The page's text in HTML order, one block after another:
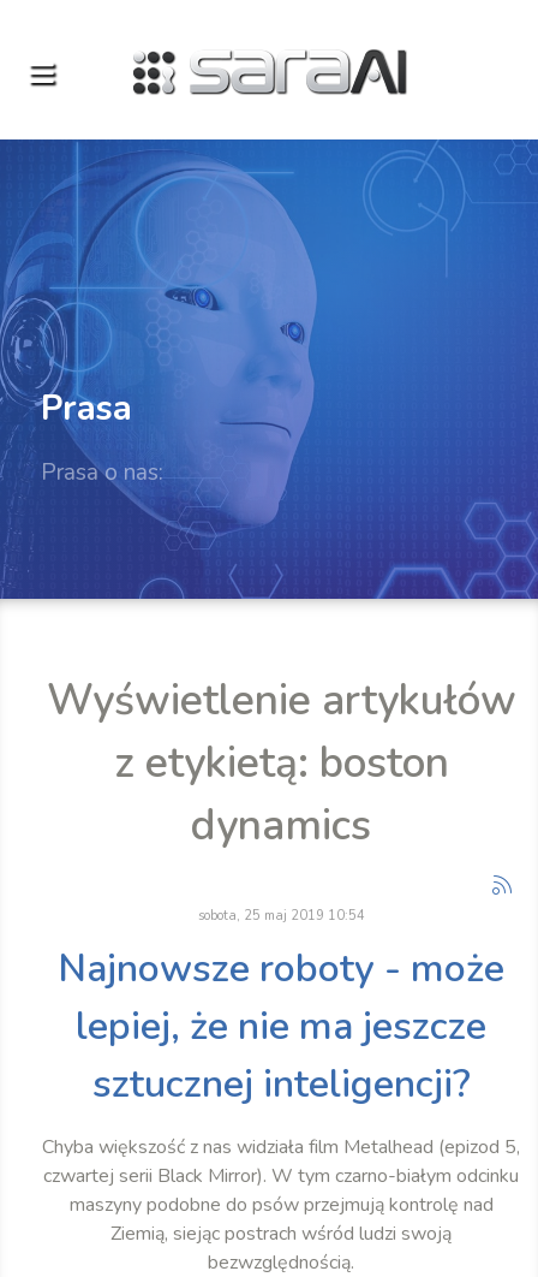
Prasa
Prasa o nas:
Wyświetlenie artykułów
z etykietą: boston
dynamics
sobota, 25 maj 2019 10:54
Najnowsze roboty - może
lepiej, że nie ma jeszcze
sztucznej inteligencji?
Chyba większość z nas widziała film Metalhead (epizod 5,
czwartej serii Black Mirror). W tym czarno-białym odcinku
maszyny podobne do psów przejmują kontrolę nad
Ziemią, siejąc postrach wśród ludzi swoją
bezwzględnością.